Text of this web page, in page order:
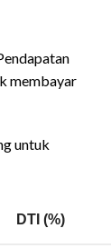
membayar
untuk
DTI (%)